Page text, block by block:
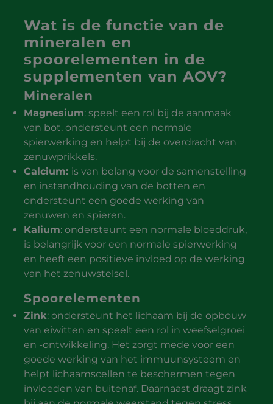
Wat is de functie van de
mineralen en
spoorelementen in de
supplementen van AOV?
Mineralen
Magnesium: speelt een rol bij de aanmaak
van bot, ondersteunt een normale
spierwerking en helpt bij de overdracht van
zenuwprikkels.
Calcium: is van belang voor de samenstelling
en instandhouding van de botten en
ondersteunt een goede werking van
zenuwen en spieren.
Kalium: ondersteunt een normale bloeddruk,
is belangrijk voor een normale spierwerking
en heeft een positieve invloed op de werking
van het zenuwstelsel.
Spoorelementen
Zink: ondersteunt het lichaam bij de opbouw
van eiwitten en speelt een rol in weefselgroei
en -ontwikkeling. Het zorgt mede voor een
goede werking van het immuunsysteem en
helpt lichaamscellen te beschermen tegen
invloeden van buitenaf. Daarnaast draagt zink